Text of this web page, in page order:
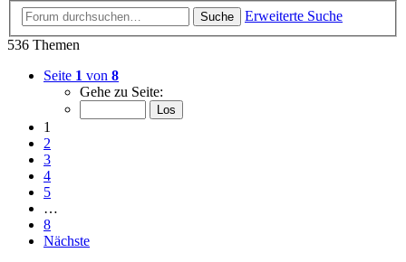
Suche
Erweiterte Suche
536 Themen
Seite 1 von 8
Gehe zu Seite:
1
2
3
4
5
…
8
Nächste